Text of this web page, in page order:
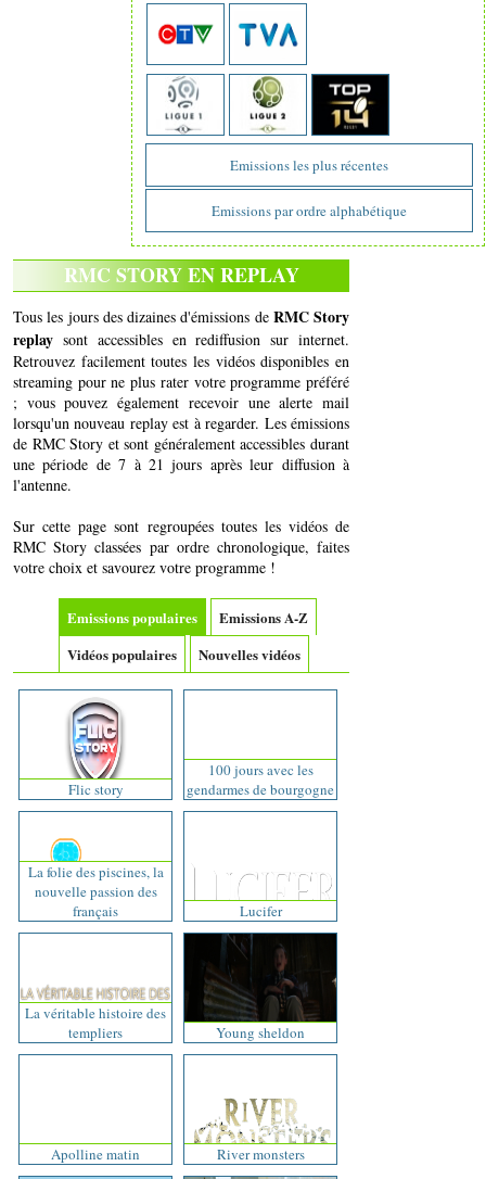
Emissions les plus récentes
Emissions par ordre alphabétique
RMC STORY EN REPLAY
Tous les jours des dizaines d'émissions de RMC Story
replay sont accessibles en rediffusion sur internet.
Retrouvez facilement toutes les vidéos disponibles en
streaming pour ne plus rater votre programme préféré
; vous pouvez également recevoir une alerte mail
lorsqu'un nouveau replay est à regarder. Les émissions
de RMC Story et sont généralement accessibles durant
une période de 7 à 21 jours après leur diffusion à
l'antenne.
Sur cette page sont regroupées toutes les vidéos de
RMC Story classées par ordre chronologique, faites
votre choix et savourez votre programme !
Emissions populaires
Emissions A-Z
Vidéos populaires
Nouvelles vidéos
Flic story
100 jours avec les
gendarmes de bourgogne
La folie des piscines, la
nouvelle passion des
français
Lucifer
La véritable histoire des
templiers
Young sheldon
Apolline matin River monsters